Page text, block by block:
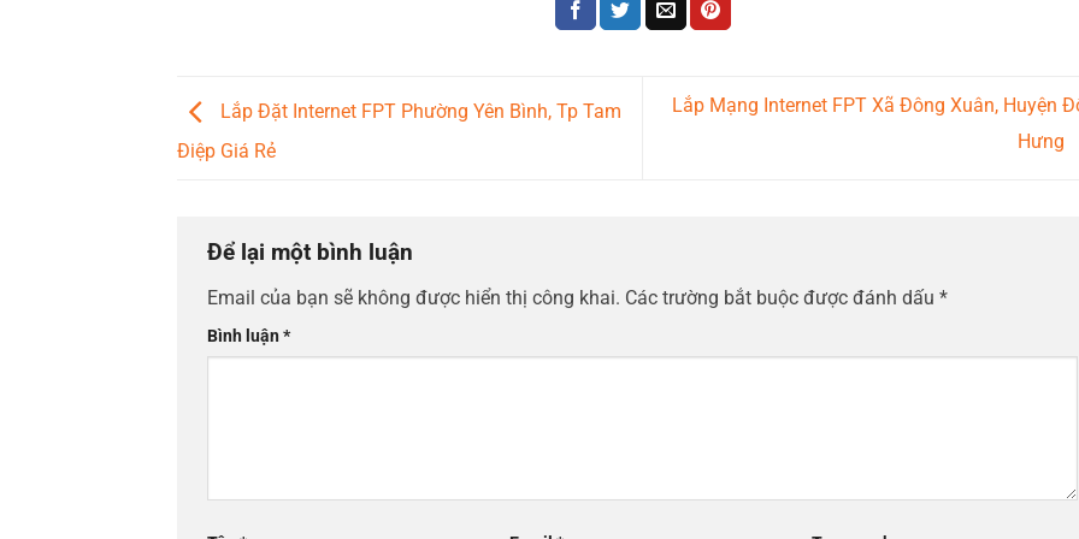
Lắp Đặt Internet FPT Phường Yên Bình, Tp Tam
Điệp Giá Rẻ
Lắp Mạng Internet FPT Xã Đông Xuân, Huyện
Hưng
Để lại một bình luận
Email của bạn sẽ không được hiển thị công khai. Các trường bắt buộc được đánh dấu *
Bình luận*